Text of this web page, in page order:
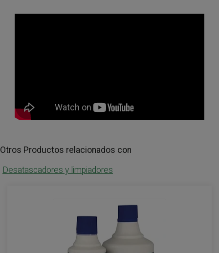
Otros Productos relacionados con
Desatascadores y limpiadores